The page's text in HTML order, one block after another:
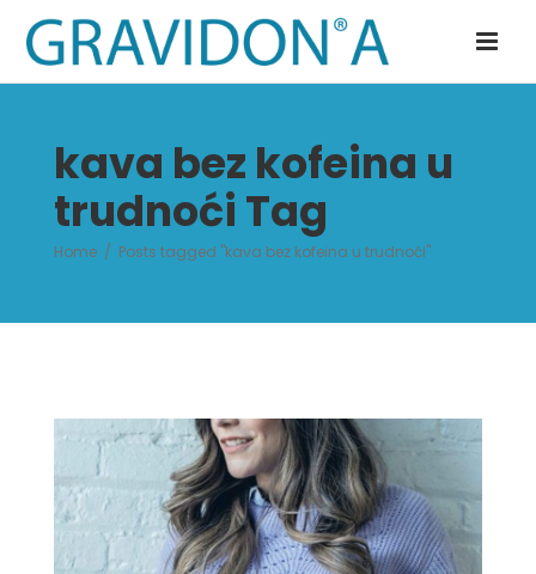
kava bez kofeina u
trudnoći Tag
Home / Posts tagged "kava bez kofeina u trudnoći"